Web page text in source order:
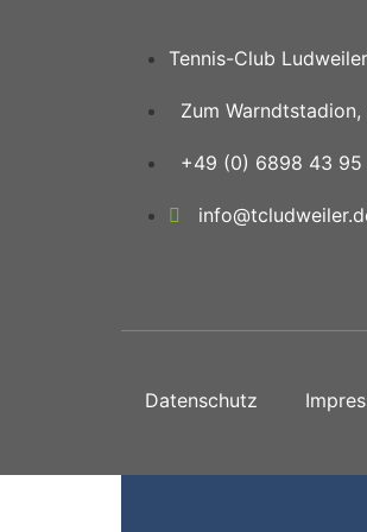
Tennis-Club
Zum
+49 (0) 6898 43 95
Datenschutz